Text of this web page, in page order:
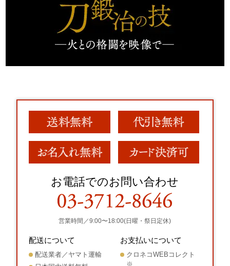
お電話でのお問い合わせ
営業時間／9:00〜18:00(日曜・祭日定休)
配送について
配送業者／ヤマト運輸
お支払いについて
クロネコWEBコレクト
※